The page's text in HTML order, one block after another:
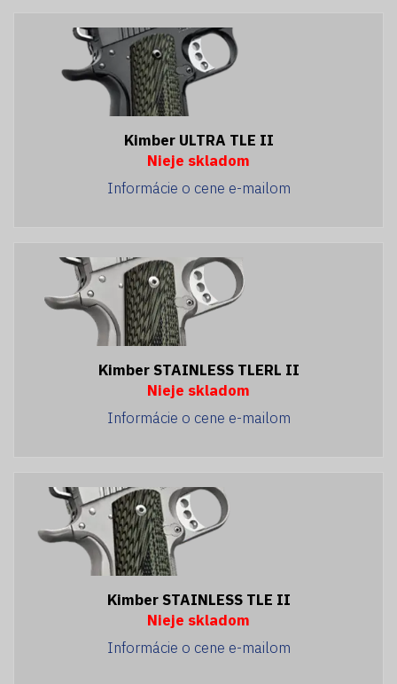
Kimber ULTRA TLE II
Nieje skladom
Informácie o cene e-mailom
Kimber STAINLESS TLERL II
Nieje skladom
Informácie o cene e-mailom
Kimber STAINLESS TLE II
Nieje skladom
Informácie o cene e-mailom